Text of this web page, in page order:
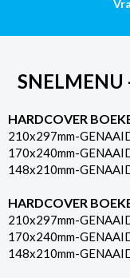
SNELMENU
HARDCOVER
210x297mm-
170x240mm-
148x210mm-
HARDCOVER
210x297mm-
170x240mm-
148x210mm-